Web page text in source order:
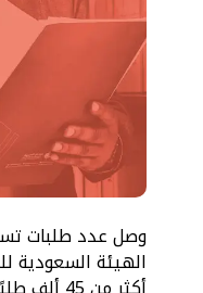
وصل عدد طلبات
الهيئة السعودية